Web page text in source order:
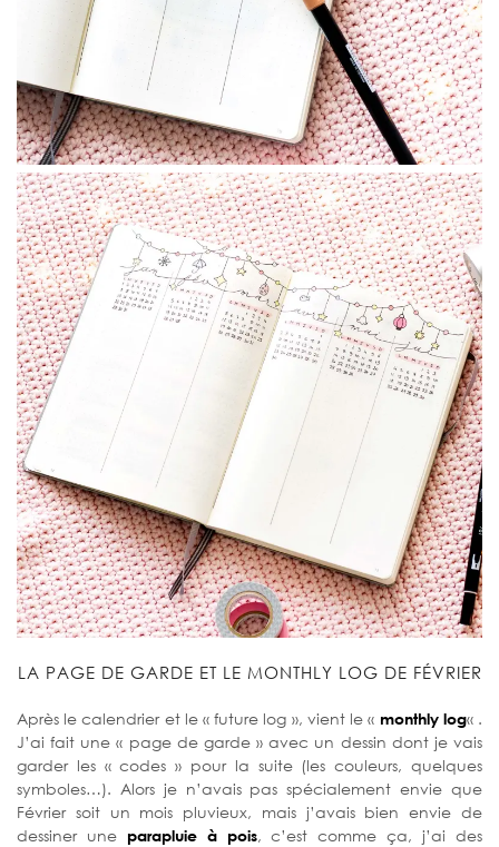
LA PAGE DE GARDE ET LE MONTHLY LOG DE FÉVRIER
Après le calendrier et le « future log », vient le « monthly log« .
J’ai fait une « page de garde » avec un dessin dont je vais
garder les « codes » pour la suite (les couleurs, quelques
symboles…). Alors je n’avais pas spécialement envie que
Février soit un mois pluvieux, mais j’avais bien envie de
dessiner une parapluie à pois, c’est comme ça, j’ai des